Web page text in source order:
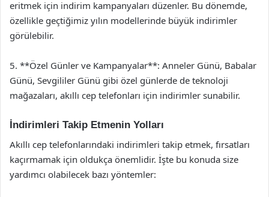
eritmek için indirim kampanyaları düzenler. Bu dönemde,
özellikle geçtiğimiz yılın modellerinde büyük indirimler
görülebilir.
5. **Özel Günler ve Kampanyalar**: Anneler Günü, Babalar
Günü, Sevgililer Günü gibi özel günlerde de teknoloji
mağazaları, akıllı cep telefonları için indirimler sunabilir.
İndirimleri Takip Etmenin Yolları
Akıllı cep telefonlarındaki indirimleri takip etmek, fırsatları
kaçırmamak için oldukça önemlidir. İşte bu konuda size
yardımcı olabilecek bazı yöntemler: